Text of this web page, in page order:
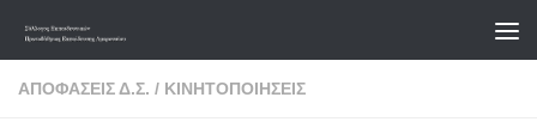
Skip to content
ΑΠΟΦΆΣΕΙΣ Δ.Σ. / ΚΙΝΗΤΟΠΟΙΉΣΕΙΣ